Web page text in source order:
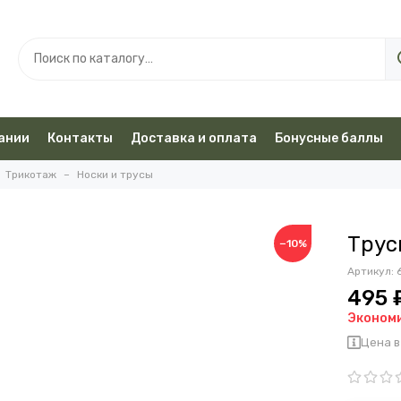
Контакты Доставка и оплата Бонусные баллы
Трикотаж Носки и трусы
−10%
Артикул:
495
Цена